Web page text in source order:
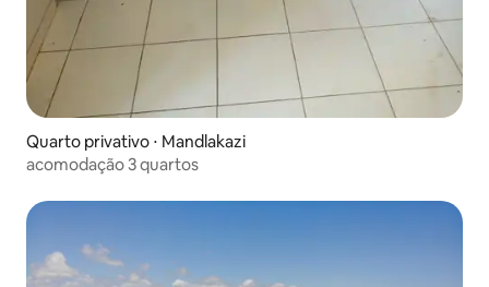
Quarto privativo ⋅ Mandlakazi
acomodação 3 quartos